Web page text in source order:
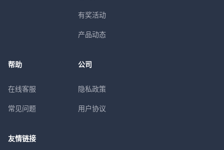
有奖活动
产品动态
帮助
在线客服
常见问题
公司
隐私政策
用户协议
友情链接